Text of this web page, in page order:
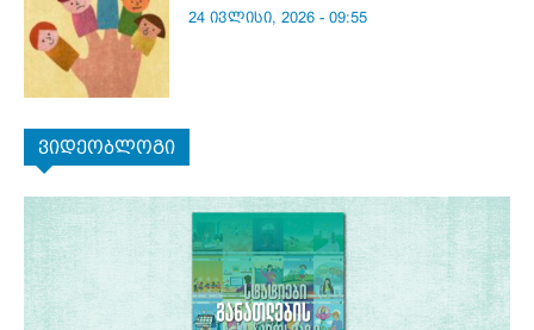
24 ივლისი, 2026 - 09:55
ვიდეობლოგი